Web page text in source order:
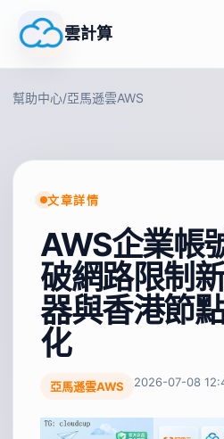
雲計算
幫助中心/亞馬遜雲AWS
文章詳情
AWS企業帳
破網路限制
器與香港節
化
亞馬遜雲AWS 2026-07-08